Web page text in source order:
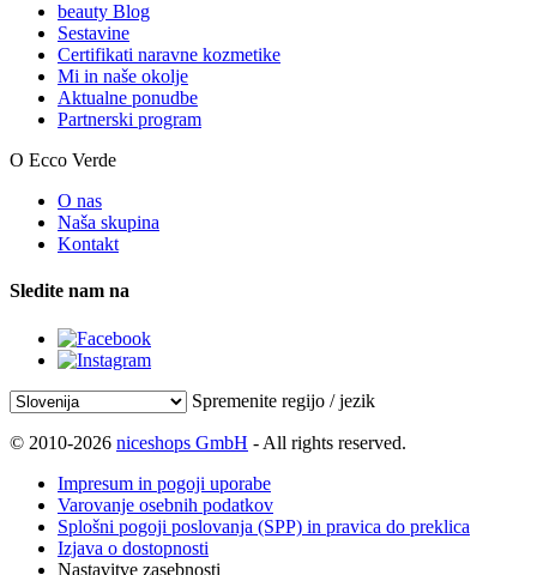
beauty Blog
Sestavine
Certifikati naravne kozmetike
Mi in naše okolje
Aktualne ponudbe
Partnerski program
O Ecco Verde
O nas
Naša skupina
Kontakt
Sledite nam na
Spremenite regijo / jezik
© 2010-2026 niceshops GmbH - All rights reserved.
Impresum in pogoji uporabe
Varovanje osebnih podatkov
Splošni pogoji poslovanja (SPP) in pravica do preklica
Izjava o dostopnosti
Nastavitve zasebnosti